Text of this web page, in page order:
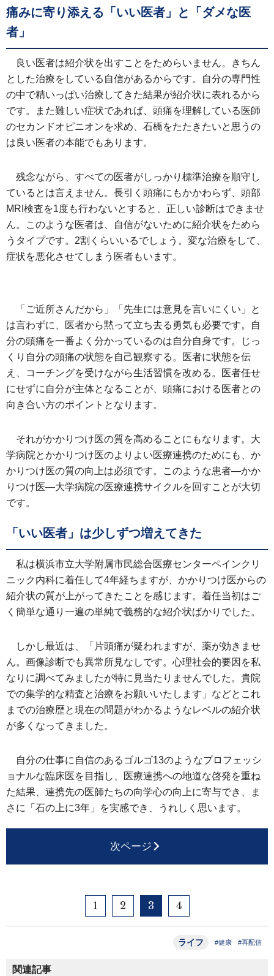
痛みに寄り添える「いい医者」と「ダメな医
者」
良い医者は紹介状を出すことをためらいません。きちん
とした治療をしている自信があるからです。自分の専門性
の中で精いっぱい治療してきた結果が紹介状に表れるから
です。また難しい症状であれば、頭痛を理解している医師
のセカンドオピニオンを求め、石橋をたたきたいと思うの
は良い医者の本能でもあります。
残念ながら、すべての医者がしっかり標準治療を順守し
ているとは言えません。長引く頭痛にもかかわらず、頭部
MRI検査を1度も行わないとすると、正しい診断はできませ
ん。このような医者は、自信がないために紹介状をためら
うタイプです。2割くらいいるでしょう。変な治療をして、
症状を悪化させてしまう医者もいます。
「ご近所さんだから」「先生には意見を言いにくい」と
は言わずに、医者から黙って立ち去る勇気も必要です。自
分の頭痛を一番よく分かっているのは自分自身です。じっ
くり自分の頭痛の状態を自己観察する。医者に状態を伝
え、コーチングを受けながら生活習慣を改める。医者任せ
にせずに自分が主体となることが、頭痛における医者との
向き合い方のポイントとなります。
それがかかりつけ医の質を高めることにもなります。大
学病院とかかりつけ医のよりよい医療連携のためにも、か
かりつけ医の質の向上は必須です。このような患者―かか
りつけ医―大学病院の医療連携サイクルを回すことが大切
です。
「いい医者」は少しずつ増えてきた
私は横浜市立大学附属市民総合医療センターペインクリ
ニック内科に着任して4年経ちますが、かかりつけ医からの
紹介状の質が上がってきたことを感じます。着任当初はご
く簡単な通り一遍の単純で義務的な紹介状ばかりでした。
しかし最近は、「片頭痛が疑われますが、薬が効きませ
ん。画像診断でも異常所見なしです。心理社会的要因を私
なりに調べてみましたが特に見当たりませんでした。貴院
での集学的な精査と治療をお願いいたします」などとこれ
までの治療歴と現在の問題がわかるようなレベルの紹介状
が多くなってきました。
自分の仕事に自信のあるゴルゴ13のようなプロフェッシ
ョナルな臨床医を目指し、医療連携への地道な啓発を重ね
た結果、連携先の医師たちの向学心の向上に寄与でき、ま
さに「石の上に3年」を実感でき、うれしく思います。
次ページ
1 2 3 4
ライフ #健康 #再配信
関連記事